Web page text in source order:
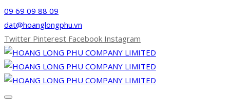
09 69 09 88 09
dat@hoanglongphu.vn
Twitter Pinterest Facebook Instagram